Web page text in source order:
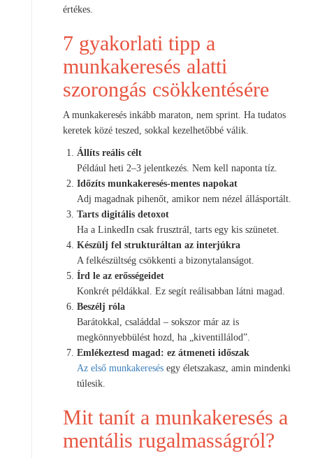
értékes.
7 gyakorlati tipp a
munkakeresés alatti
szorongás csökkentésére
A munkakeresés inkább maraton, nem sprint. Ha tudatos
keretek közé teszed, sokkal kezelhetőbbé válik.
Állíts reális célt
Például heti 2–3 jelentkezés. Nem kell naponta tíz.
Időzíts munkakeresés-mentes napokat
Adj magadnak pihenőt, amikor nem nézel állásportált.
Tarts digitális detoxot
Ha a LinkedIn csak frusztrál, tarts egy kis szünetet.
Készülj fel strukturáltan az interjúkra
A felkészültség csökkenti a bizonytalanságot.
Írd le az erősségeidet
Konkrét példákkal. Ez segít reálisabban látni magad.
Beszélj róla
Barátokkal, családdal – sokszor már az is
megkönnyebbülést hozd, ha „kiventillálod”.
Emlékeztesd magad: ez átmeneti időszak
Az első munkakeresés egy életszakasz, amin mindenki
túlesik.
Mit tanít a munkakeresés a
mentális rugalmasságról?